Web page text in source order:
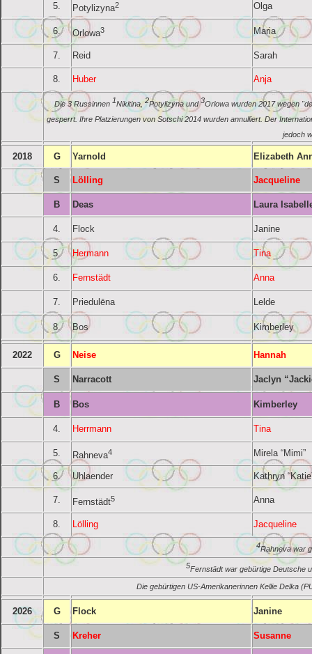
5. Potylizyna2 Olga
6. Orlowa3 Maria
7. Reid Sarah
8. Huber Anja
Die 3 Russinnen 1Nikitina,2Potylizyna und3Orlowa wurden 2017 wegen
gesperrt. Ihre Platzierungen von Sotschi 2014 wurden annulliert. Der
jedoch
2018 G Yarnold Elizabeth
S Lölling Jacqueline
B Deas Laura
4. Flock Janine
5. Hermann Tina
6. Fernstädt Anna
7. Priedulēna Lelde
8. Bos Kimberley
2022 G Neise Hannah
S Narracott Jaclyn
B Bos Kimberley
4. Herrmann Tina
5. Rahneva4 Mirela “Mimi”
6. Uhlaender Kathryn
7. Fernstädt5 Anna
8. Lölling Jacqueline
4Rahneva war
5Fernstädt war gebürtige Deutsche
Die gebürtigen US-Amerikanerinnen Kellie Delka
2026 G Flock Janine
S Kreher Susanne